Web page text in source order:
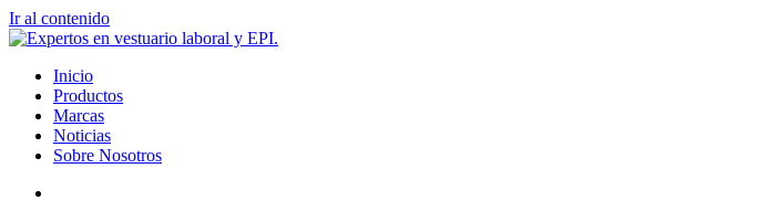
Ir al contenido
Inicio
Productos
Marcas
Noticias
Sobre Nosotros